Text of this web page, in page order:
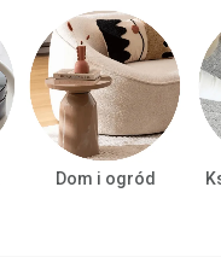
Dom i ogród